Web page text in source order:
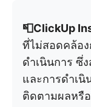
📮ClickUp
ที่ไม่สอดคล้อ
ดำเนินการ ซึ่
และการดำเ
ติดตามผลหรื